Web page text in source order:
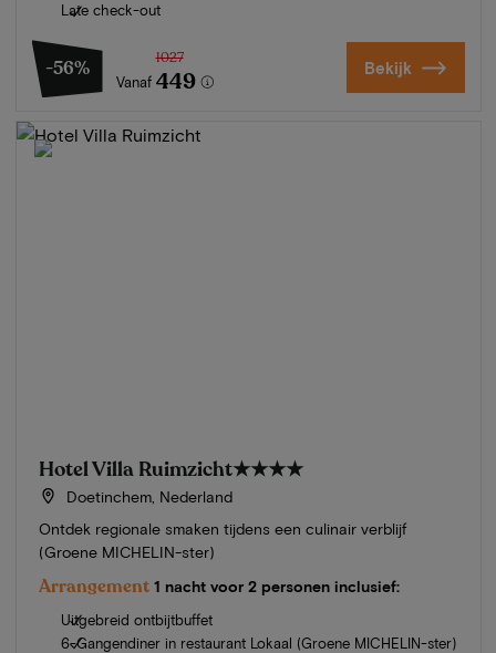
Late check-out
-56%
Vanaf
1027
449 Bekijk
Hotel Villa Ruimzicht★★★★
Doetinchem, Nederland
Ontdek regionale smaken tijdens een culinair verblijf
(Groene MICHELIN-ster)
Arrangement 1 nacht voor 2 personen inclusief:
Uitgebreid ontbijtbuffet
6-Gangendiner in restaurant Lokaal (Groene MICHELIN-ster)